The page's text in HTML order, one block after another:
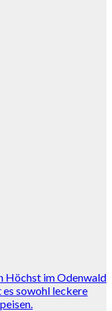
Höchst im Odenwald
sowohl leckere